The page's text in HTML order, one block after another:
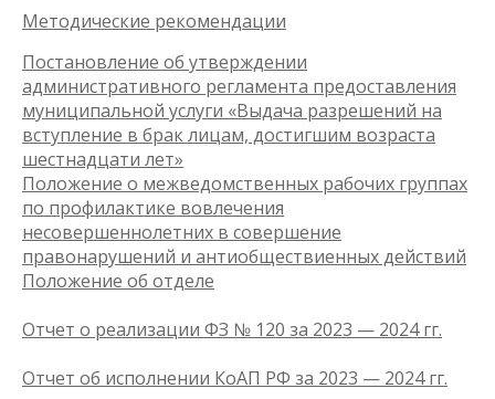
Методические рекомендации
Постановление об утверждении
административного регламента предоставления
муниципальной услуги «Выдача разрешений на
вступление в брак лицам, достигшим возраста
шестнадцати лет»
Положение о межведомственных рабочих группах
по профилактике вовлечения
несовершеннолетних в совершение
правонарушений и антиобществиенных действий
Положение об отделе
Отчет о реализации ФЗ № 120 за 2023 — 2024 гг.
Отчет об исполнении КоАП РФ за 2023 — 2024 гг.